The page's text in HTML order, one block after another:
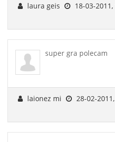
laura geis
18-03-
super gra polecam
laionez mi
28-02-